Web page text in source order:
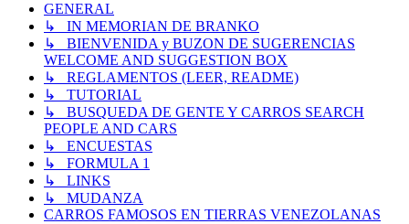
GENERAL
↳ IN MEMORIAN DE BRANKO
↳ BIENVENIDA y BUZON DE SUGERENCIAS
WELCOME AND SUGGESTION BOX
↳ REGLAMENTOS (LEER, README)
↳ TUTORIAL
↳ BUSQUEDA DE GENTE Y CARROS SEARCH
PEOPLE AND CARS
↳ ENCUESTAS
↳ FORMULA 1
↳ LINKS
↳ MUDANZA
CARROS FAMOSOS EN TIERRAS VENEZOLANAS